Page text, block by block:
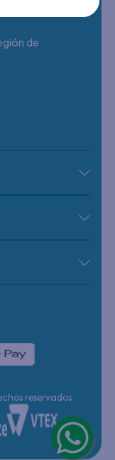
de
reservados.